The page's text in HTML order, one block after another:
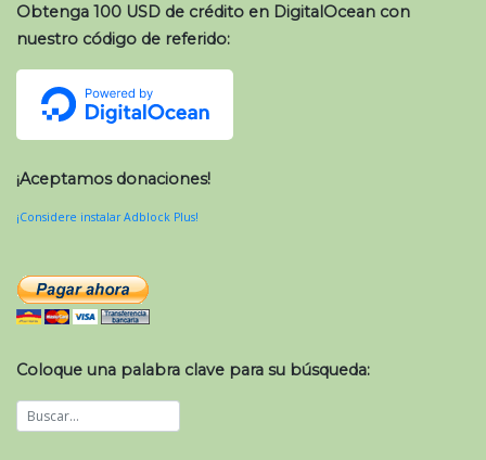
Obtenga 100 USD de crédito en DigitalOcean con
nuestro código de referido:
¡Aceptamos donaciones!
¡Considere instalar Adblock Plus!
Coloque una palabra clave para su búsqueda: